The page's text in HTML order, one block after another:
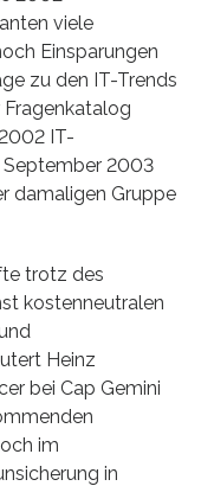
viele
Einsparungen
zu den IT-Trends
Fragenkatalog
IT-
September 2003
damaligen Gruppe
trotz des
kostenneutralen
Heinz
bei Cap Gemini
im
in